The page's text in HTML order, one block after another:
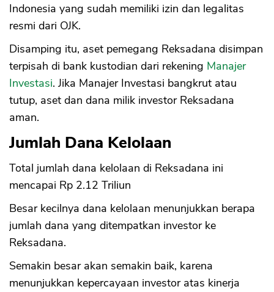
Indonesia yang sudah memiliki izin dan legalitas
resmi dari OJK.
Disamping itu, aset pemegang Reksadana disimpan
terpisah di bank kustodian dari rekening Manajer
Investasi. Jika Manajer Investasi bangkrut atau
tutup, aset dan dana milik investor Reksadana
aman.
Jumlah Dana Kelolaan
Total jumlah dana kelolaan di Reksadana ini
mencapai Rp 2.12 Triliun
Besar kecilnya dana kelolaan menunjukkan berapa
jumlah dana yang ditempatkan investor ke
Reksadana.
Semakin besar akan semakin baik, karena
menunjukkan kepercayaan investor atas kinerja